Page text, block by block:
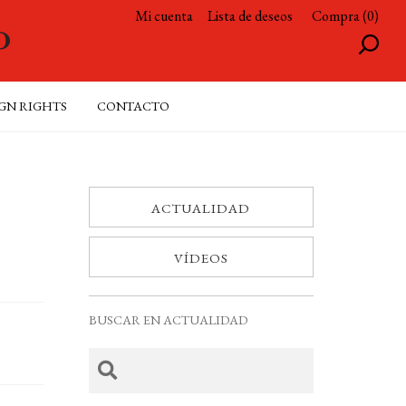
Mi cuenta Lista de deseos Compra (0)
RIGHTS CONTACTO
ACTUALIDAD
VÍDEOS
BUSCAR EN ACTUALIDAD